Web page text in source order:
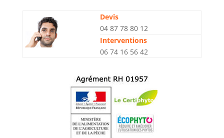
Devis
04 87 78 80 12
Interventions
06 74 16 56 42